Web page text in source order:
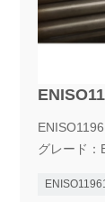
グレード：